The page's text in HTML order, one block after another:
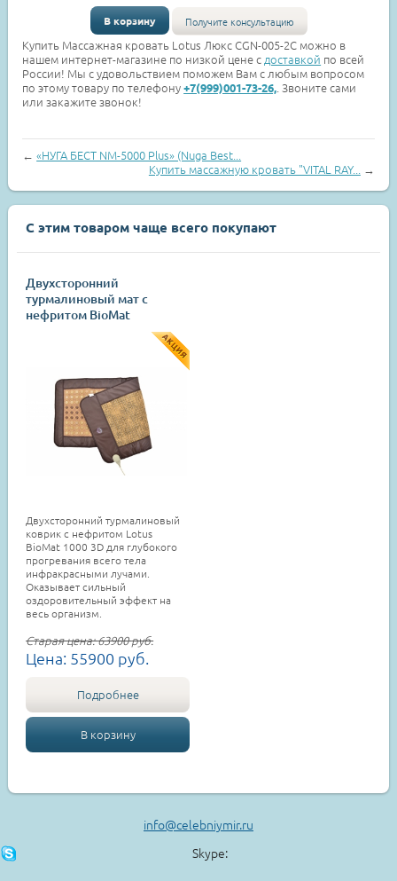
В корзину Получите консультацию
Купить Массажная кровать Lotus Люкс CGN-005-2C можно в
нашем интернет-магазине по низкой цене сдоставкой по всей
России! Мы с удовольствием поможем Вам с любым вопросом
по этому товару по телефону+7(999)001-73-26,. Звоните сами
или закажите звонок!
←«НУГА БЕСТ NM-5000 Plus» (Nuga Best...
Купить массажную кровать "VITAL RAY...→
С этим товаром чаще всего покупают
Двухсторонний
турмалиновый мат с
нефритом BioMat
Двухсторонний турмалиновый
коврик с нефритом Lotus
BioMat 1000 3D для глубокого
прогревания всего тела
инфракрасными лучами.
Оказывает сильный
оздоровительный эффект на
весь организм.
Старая цена:63900руб.
Цена: 55900 руб.
Подробнее
В корзину
info@celebniymir.ru
Skype: